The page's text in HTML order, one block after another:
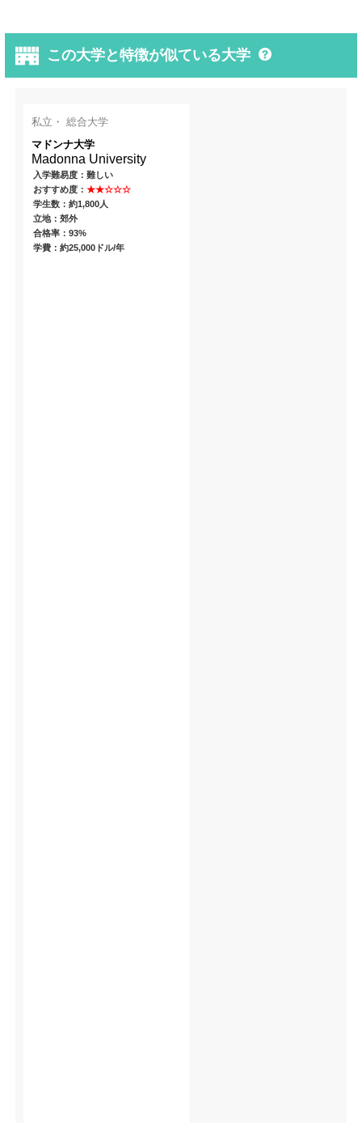
この大学と特徴が似ている大学
私立・ 総合大学
マドンナ大学
Madonna University
入学難易度：難しい
おすすめ度：★★☆☆☆
学生数：約1,800人
立地：郊外
合格率：93%
学費：約25,000ドル/年